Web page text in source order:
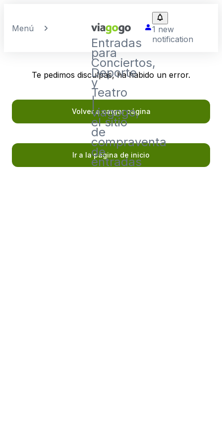
Menú
Entradas
para
Conciertos,
Deporte
y
Teatro
|
viagogo,
el sitio
de
compraventa
de
entradas
1 new
notification
Te pedimos disculpas, ha habido un error.
Volver a cargar página
Ir a la página de inicio